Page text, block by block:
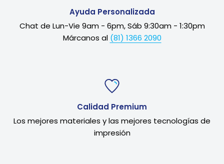
Ayuda Personalizada
Chat de Lun-Vie 9am - 6pm, Sáb 9:30am - 1:30pm
Márcanos al (81) 1366 2090
Calidad Premium
Los mejores materiales y las mejores tecnologías de
impresión